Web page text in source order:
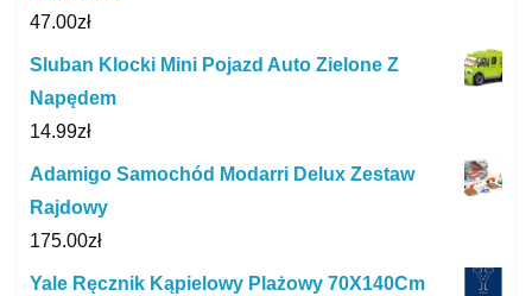
47.00zł
Sluban Klocki Mini Pojazd Auto Zielone Z
Napędem
14.99zł
Adamigo Samochód Modarri Delux Zestaw
Rajdowy
175.00zł
Yale Ręcznik Kąpielowy Plażowy 70X140Cm